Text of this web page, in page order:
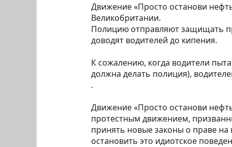
Движение «Просто останови
Великобритании.
Полицию отправляют защищать
доводят водителей до кипения.
К сожалению, когда водители
должна делать полиция),
.
Движение «Просто останови
протестным движением,
принять новые законы о праве
остановить это идиотское